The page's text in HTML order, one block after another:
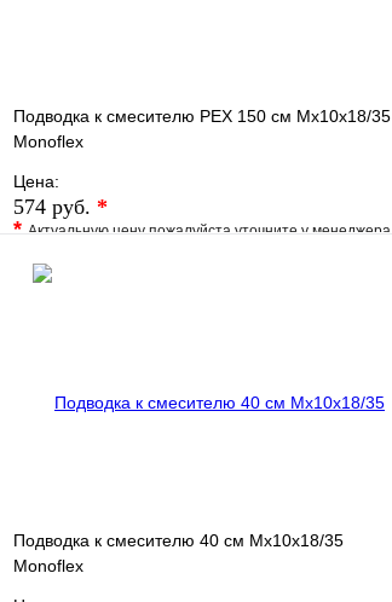
Подводка к смесителю РЕХ 150 см Мх10х18/35
Monoflex
Цена:
574 руб. *
*Актуальную цену пожалуйста уточните у менеджера
В избранное
Подводка к смесителю 40 см Мх10х18/35
Monoflex